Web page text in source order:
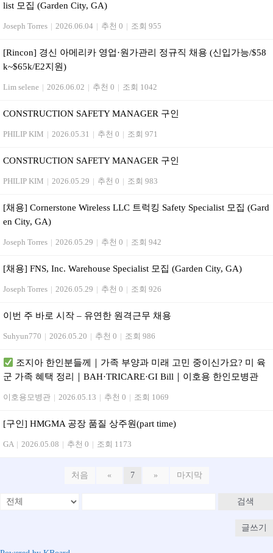
list 모집 (Garden City, GA)
Joseph Torres | 2026.06.04 | 추천 0 | 조회 955
[Rincon] 경신 아메리카 영업·원가관리 정규직 채용 (신입가능/$58
k~$65k/E2지원)
Lim selene | 2026.06.02 | 추천 0 | 조회 1042
CONSTRUCTION SAFETY MANAGER 구인
PHILIP KIM | 2026.05.31 | 추천 0 | 조회 971
CONSTRUCTION SAFETY MANAGER 구인
PHILIP KIM | 2026.05.29 | 추천 0 | 조회 983
[채용] Cornerstone Wireless LLC 트럭킹 Safety Specialist 모집 (Gard
en City, GA)
Joseph Torres | 2026.05.29 | 추천 0 | 조회 942
[채용] FNS, Inc. Warehouse Specialist 모집 (Garden City, GA)
Joseph Torres | 2026.05.29 | 추천 0 | 조회 926
이번 주 바로 시작 – 유연한 원격근무 채용
Suhyun770 | 2026.05.20 | 추천 0 | 조회 986
조지아 한인분들께｜가족 부양과 미래 고민 중이신가요? 미 육
군 가족 혜택 정리｜BAH·TRICARE·GI Bill｜이호용 한인모병관
이호용모병관 | 2026.05.13 | 추천 0 | 조회 1069
[구인] HMGMA 공장 품질 상주원(part time)
GA | 2026.05.08 | 추천 0 | 조회 1173
처음 « 7 » 마지막
검색
글쓰기